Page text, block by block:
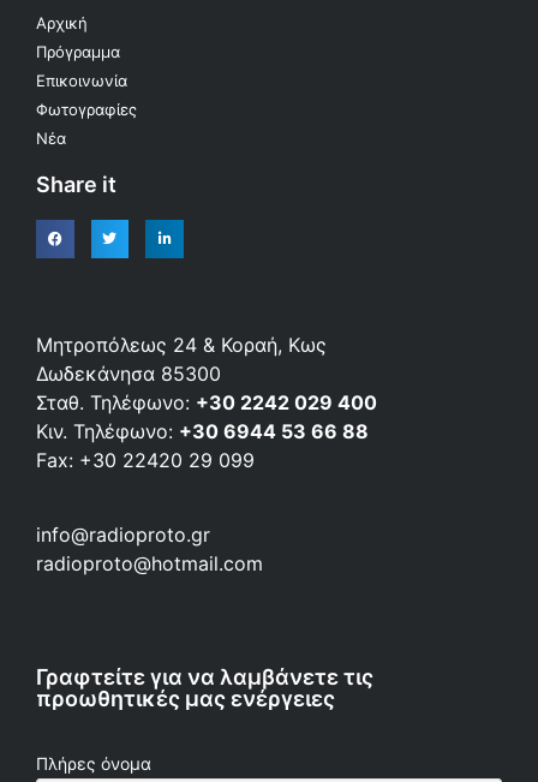
Αρχική
Πρόγραμμα
Επικοινωνία
Φωτογραφίες
Νέα
Share it
Μητροπόλεως 24 & Κοραή, Κως
Δωδεκάνησα 85300
Σταθ. Τηλέφωνο: +30 2242 029 400
Κιν. Τηλέφωνο: +30 6944 53 66 88
Fax: +30 22420 29 099
info@radioproto.gr
radioproto@hotmail.com
Γραφτείτε για να λαμβάνετε τις
προωθητικές μας ενέργειες
Πλήρες όνομα